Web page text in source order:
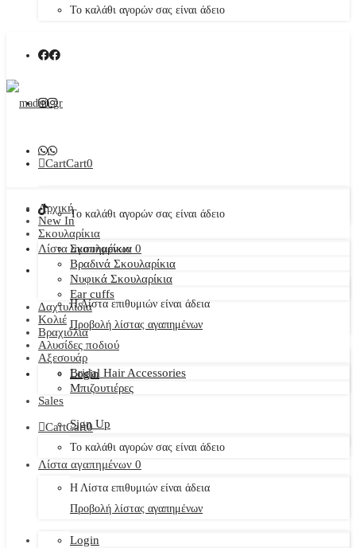
Το καλάθι αγορών σας είναι άδειο
CartCart0
Το καλάθι αγορών σας είναι άδειο
Λίστα αγαπημένων 0
Η Λίστα επιθυμιών είναι άδεια
Προβολή λίστας αγαπημένων
Login
Sign Up
Αρχική
New In
Σκουλαρίκια
Σκουλαρίκια
Βραδινά Σκουλαρίκια
Νυφικά Σκουλαρίκια
Ear cuffs
Δαχτυλίδια
Κολιέ
Βραχιόλια
Αλυσίδες ποδιού
Αξεσουάρ
Bridal Hair Accessories
Μπιζουτιέρες
Sales
CartCart0
Το καλάθι αγορών σας είναι άδειο
Λίστα αγαπημένων 0
Η Λίστα επιθυμιών είναι άδεια
Προβολή λίστας αγαπημένων
Login